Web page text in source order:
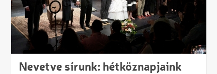
Nevetve sírunk: hétköznapjaink